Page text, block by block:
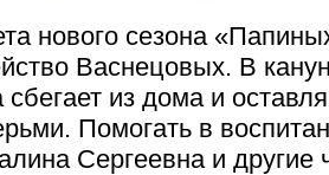
нового сезона
Васнецовых. В
из дома и
Помогать в
Сергеевна и другие